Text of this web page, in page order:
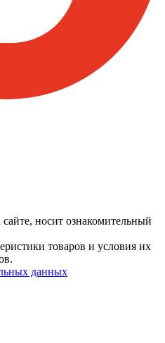
носит ознакомительный
товаров и условия их
данных